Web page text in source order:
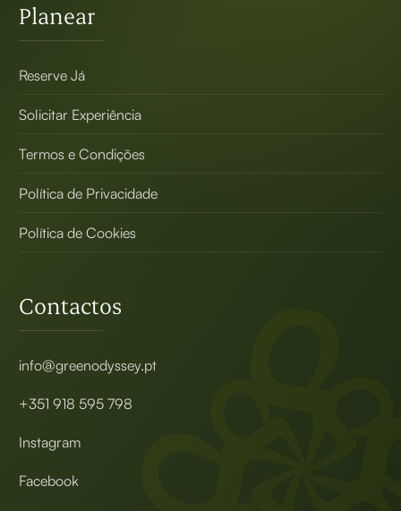
Planear
Reserve Já
Solicitar Experiência
Termos e Condições
Política de Privacidade
Política de Cookies
Contactos
info@greenodyssey.pt
+351 918 595 798
Instagram
Facebook